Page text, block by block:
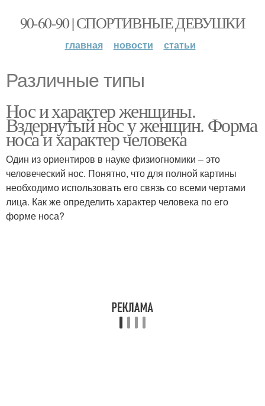
90-60-90 | СПОРТИВНЫЕ ДЕВУШКИ
главная новости статьи
Различные типы
Нос и характер женщины.
Вздернутый нос у женщин. Форма
носа и характер человека
Один из ориентиров в науке физиогномики – это
человеческий нос. Понятно, что для полной картины
необходимо использовать его связь со всеми чертами
лица. Как же определить характер человека по его
форме носа?